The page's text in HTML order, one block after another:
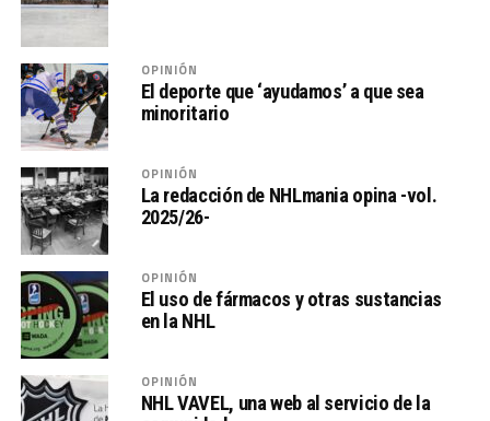
OPINIÓN
El deporte que ‘ayudamos’ a que sea
minoritario
OPINIÓN
La redacción de NHLmania opina -vol.
2025/26-
OPINIÓN
El uso de fármacos y otras sustancias
en la NHL
OPINIÓN
NHL VAVEL, una web al servicio de la